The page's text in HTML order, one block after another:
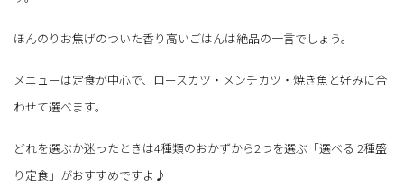
ほんのりお焦げのついた香り高いごはんは絶品の一言でしょう。
メニューは定食が中心で、ロースカツ・メンチカツ・焼き魚と好みに合
わせて選べます。
どれを選ぶか迷ったときは4種類のおかずから2つを選ぶ「選べる 2種盛
り定食」がおすすめですよ♪